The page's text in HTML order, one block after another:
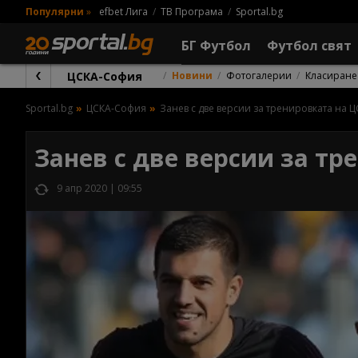
Популярни » efbet Лига ТВ Програма Sportal.bg
БГ Футбол Футбол свят
ЦСКА-София Новини Фотогалерии Класиране
Sportal.bg ЦСКА-София Занев с две версии за тренировката на
Занев с две версии за
9 апр 2020 | 09:55